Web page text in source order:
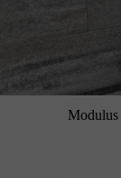
Modulus